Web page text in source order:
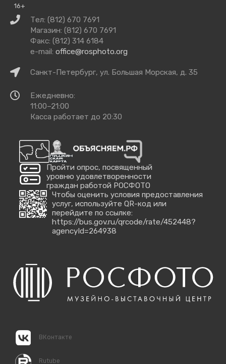
16+
Связаться
нами
Тел: (812) 670 7691
Магазин: (812) 670 7691
Факс: (812) 314 6184
e-mail: office@rosphoto.org
КакСанкт-Петербург, ул. Большая Морская, д. 35
Время
работы
Ежедневно:
11:00–21:00
Касса работает до 20:30
Пройти опрос, посвященный
уровню удовлетворенности
граждан работой РОСФОТО
Чтобы оценить условия предоставления
услуг, используйте QR-код или
перейдите по ссылке:
https://bus.gov.ru/qrcode/rate/452448?
agencyId=264938
ВКонтакте
Rutube